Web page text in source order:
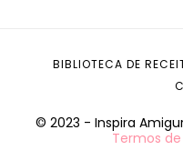
© 2023 - Inspira
Termos de
BIBLIOTECA DE